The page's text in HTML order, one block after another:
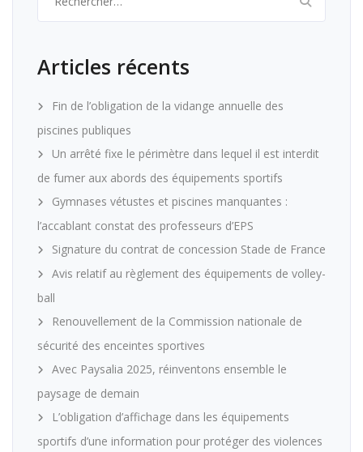
Articles récents
Fin de l’obligation de la vidange annuelle des
piscines publiques
Un arrêté fixe le périmètre dans lequel il est interdit
de fumer aux abords des équipements sportifs
Gymnases vétustes et piscines manquantes :
l’accablant constat des professeurs d’EPS
Signature du contrat de concession Stade de France
Avis relatif au règlement des équipements de volley-
ball
Renouvellement de la Commission nationale de
sécurité des enceintes sportives
Avec Paysalia 2025, réinventons ensemble le
paysage de demain
L’obligation d’affichage dans les équipements
sportifs d’une information pour protéger des violences